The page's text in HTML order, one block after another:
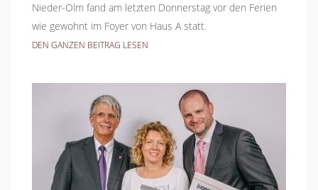
Nieder-Olm fand am letzten Donnerstag vor den Ferien
wie gewohnt im Foyer von Haus A statt.
DEN GANZEN BEITRAG LESEN